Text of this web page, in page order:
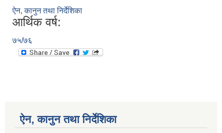
ऐन, कानुन तथा निर्देशिका
आर्थिक वर्ष:
७५/७६
ऐन, कानुन तथा निर्देशिका